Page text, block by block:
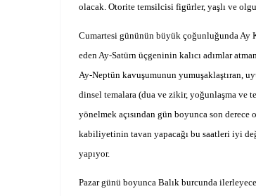
olacak. Otorite temsilcisi figürler, yaşlı ve
Cumartesi gününün büyük çoğunluğunda Ay
eden Ay-Satürn üçgeninin kalıcı adımlar
Ay-Neptün kavuşumunun yumuşaklaştıran,
dinsel temalara (dua ve zikir, yoğunlaşma ve
yönelmek açısından gün boyunca son
kabiliyetinin tavan yapacağı bu saatleri iyi
yapıyor.
Pazar günü boyunca Balık burcunda